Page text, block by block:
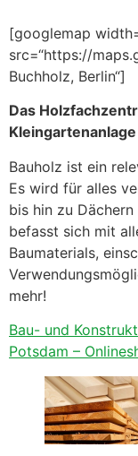
[googlemap
src=“https://
Buchholz, Berlin“]
Das
Bauholz ist ein
Es wird für alles
bis hin zu
befasst sich mit
Baumaterials,
mehr!
Bau- und
Potsdam –